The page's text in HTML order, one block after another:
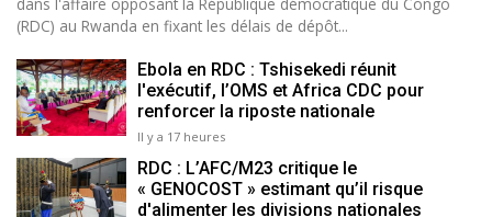
dans l'affaire opposant la République démocratique du Congo
(RDC) au Rwanda en fixant les délais de dépôt...
Ebola en RDC : Tshisekedi réunit
l'exécutif, l’OMS et Africa CDC pour
renforcer la riposte nationale
Il y a 17 heures
RDC : L’AFC/M23 critique le
« GENOCOST » estimant qu’il risque
d'alimenter les divisions nationales